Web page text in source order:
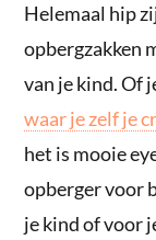
Helemaal hip
opbergzakken
van je kind. Of
waar je zelf je
het is mooie
opberger voor
je kind of voor